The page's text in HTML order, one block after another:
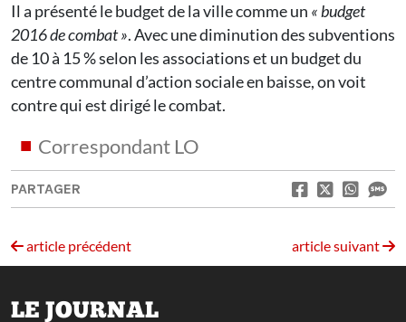
Il a présenté le budget de la ville comme un « budget
2016 de combat». Avec une diminution des subventions
de 10 à 15 % selon les associations et un budget du
centre communal d’action sociale en baisse, on voit
contre qui est dirigé le combat.
Correspondant LO
PARTAGER
article précédent article suivant
LE JOURNAL